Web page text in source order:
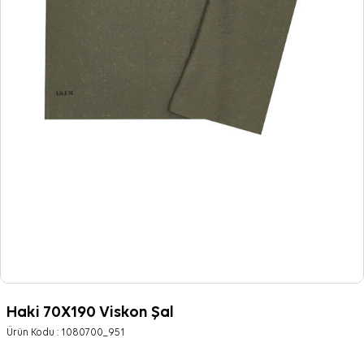
Haki 70X190 Viskon Şal
Ürün Kodu : 1080700_951